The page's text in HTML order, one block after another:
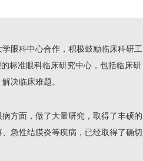
眼科中心合作，积极鼓励临床科研工
标准眼科临床研究中心，包括临床研
决临床难题。
方面，做了大量研究，取得了丰硕的
急性结膜炎等疾病，已经取得了确切